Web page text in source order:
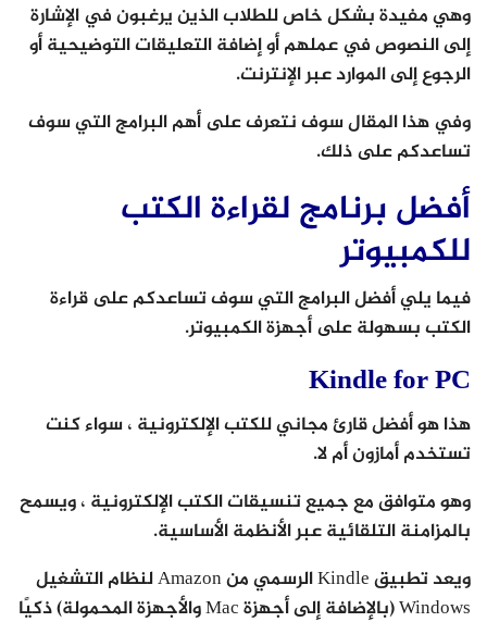
وهي مفيدة بشكل خاص للطلاب الذين يرغبون في الإشارة
إلى النصوص في عملهم أو إضافة التعليقات التوضيحية أو
الرجوع إلى الموارد عبر الإنترنت.
وفي هذا المقال سوف نتعرف على أهم البرامج التي سوف
تساعدكم على ذلك.
أفضل برنامج لقراءة الكتب
للكمبيوتر
فيما يلي أفضل البرامج التي سوف تساعدكم على قراءة
الكتب بسهولة على أجهزة الكمبيوتر.
Kindle for PC
هذا هو أفضل قارئ مجاني للكتب الإلكترونية ، سواء كنت
تستخدم أمازون أم لا.
وهو متوافق مع جميع تنسيقات الكتب الإلكترونية ، ويسمح
بالمزامنة التلقائية عبر الأنظمة الأساسية.
ويعد تطبيق Kindle الرسمي من Amazon لنظام التشغيل
Windows (بالإضافة إلى أجهزة Mac والأجهزة المحمولة) ذكيًا